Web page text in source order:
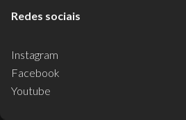
Redes sociais
Instagram
Facebook
Youtube